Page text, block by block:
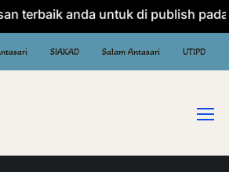
anda untuk di publish pada
SIAKAD Salam Antasari UTIPD